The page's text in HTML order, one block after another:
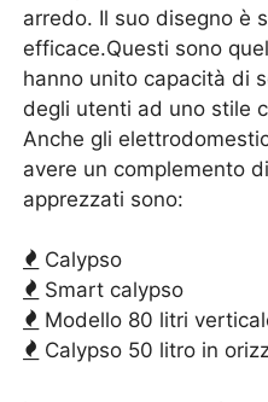
arredo. Il suo disegno è
efficace.Questi sono
hanno unito capacità di
degli utenti ad uno stile
Anche gli
avere un complemento
apprezzati sono:
Calypso
Smart calypso
Modello 80 litri
Calypso 50 litro in